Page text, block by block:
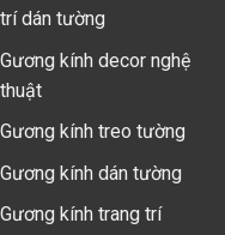
trí dán tường
Gương kính decor nghệ
thuật
Gương kính treo tường
Gương kính dán tường
Gương kính trang trí